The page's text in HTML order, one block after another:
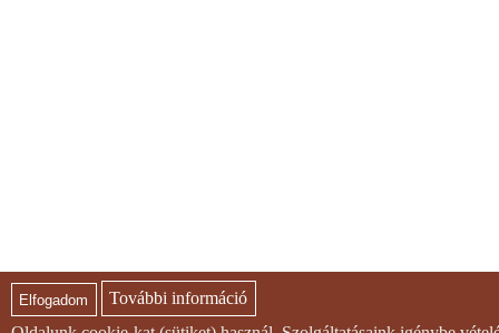
Elfogadom
További információ